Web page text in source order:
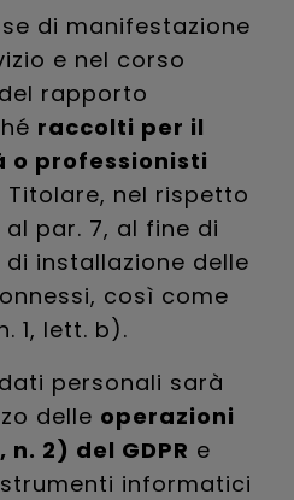
di manifestazione
e nel corso
rapporto
raccolti per il
o professionisti
nel rispetto
par. 7, al fine di
installazione delle
così come
1, lett. b).
personali sarà
delle operazioni
2) del GDPR e
informatici